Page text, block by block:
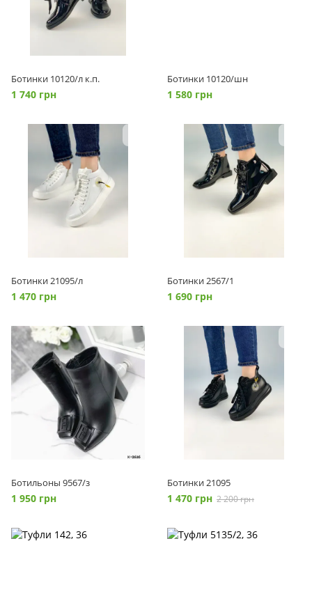
Ботинки 10120/л к.п.
1 740 грн
Ботинки 10120/шн
1 580 грн
Ботинки 21095/л
1 470 грн
Ботинки 2567/1
1 690 грн
Ботильоны 9567/з
1 950 грн
Ботинки 21095
1 470 грн 2 200 грн